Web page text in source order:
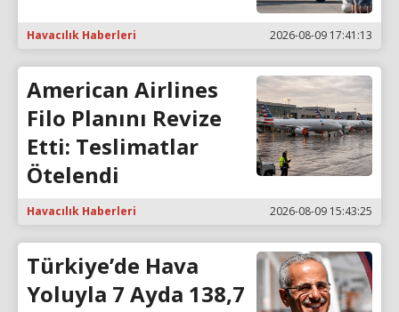
Havacılık Haberleri 2026-08-09 17:41:13
American Airlines
Filo Planını Revize
Etti: Teslimatlar
Ötelendi
Havacılık Haberleri 2026-08-09 15:43:25
Türkiye’de Hava
Yoluyla 7 Ayda 138,7